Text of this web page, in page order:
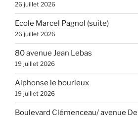
26 juillet 2026
Ecole Marcel Pagnol (suite)
26 juillet 2026
80 avenue Jean Lebas
19 juillet 2026
Alphonse le bourleux
19 juillet 2026
Boulevard Clémenceau/ avenue